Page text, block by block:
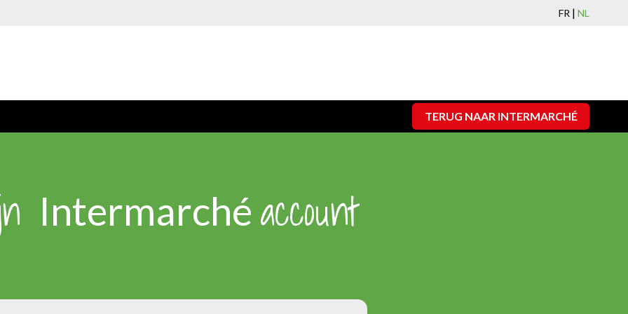
FR | NL
TERUG NAAR INTERMARCHÉ
Intermarché account